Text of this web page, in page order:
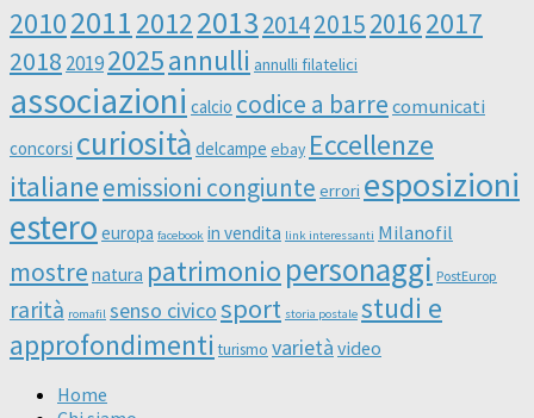
20102011201220132014201520162017
2018 20192025annulli annulli filatelici
associazioni calcio codice a barre comunicati
concorsi curiosità delcampe ebay Eccellenze
italianeemissioni congiunte errori esposizioni
estero europa facebook in vendita link interessanti Milanofil
mostre natura patrimonio personaggi PostEurop
rarità romafil senso civicosport storia postale studi e
approfondimenti turismo varietà video
Home